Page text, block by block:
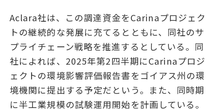
Aclara社は、この調達資金をCarinaプロジェク
トの継続的な発展に充てるとともに、同社のサ
プライチェーン戦略を推進するとしている。同
社によれば、2025年第2四半期にCarinaプロジ
ェクトの環境影響評価報告書をゴイアス州の環
境機関に提出する予定だという。また、同時期
に半工業規模の試験運用開始を計画している。